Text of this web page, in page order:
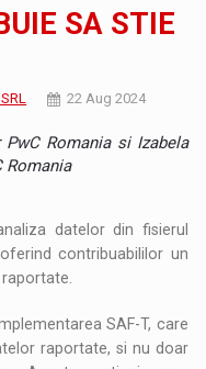
SA STIE
22 Aug 2024
Romania si Izabela
Romania
datelor din fisierul
contribuabililor un
SAF-T, care
raportate, si nu doar